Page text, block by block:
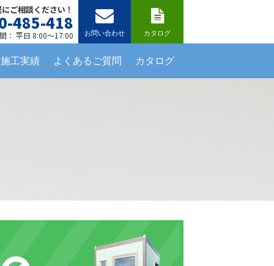
ご相談ください！
485-418
： 平日 8:00～17:00 お問い合わせ カタログ
施工実績 よくあるご質問 カタログ